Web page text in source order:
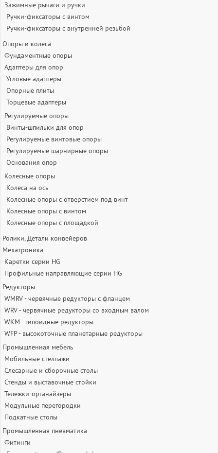
Зажимные рычаги и ручки
Ручки-фиксаторы c винтом
Ручки-фиксаторы c внутренней резьбой
Опоры и колеса
Фундаментные опоры
Адаптеры для опор
Угловые адаптеры
Опорные плиты
Торцевые адаптеры
Регулируемые опоры
Винты-шпильки для опор
Регулируемые винтовые опоры
Регулируемые шарнирные опоры
Основания опор
Колесные опоры
Колёса на ось
Колесные опоры с отверстием под винт
Колесные опоры с винтом
Колесные опоры с площадкой
Ролики, Детали конвейеров
Мехатроника
Каретки серии HG
Профильные направляющие серии HG
Редукторы
WMRV - червячные редукторы с фланцем
WRV - червячные редукторы со входным валом
WKM - гипоидные редукторы
WFP - высокоточные планетарные редукторы
Промышленная мебель
Мобильные стеллажи
Слесарные и сборочные столы
Стенды и выставочные стойки
Тележки-органайзеры
Модульные перегородки
Подкатные столы
Промышленная пневматика
Фитинги